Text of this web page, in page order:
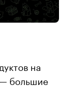
на
большие